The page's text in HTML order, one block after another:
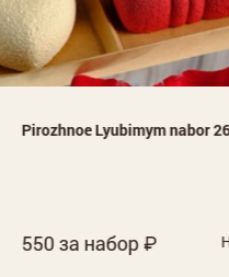
Pirozhnoe Lyubimym nabor
550 за набор